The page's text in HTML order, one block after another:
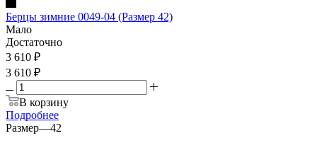
Берцы зимние 0049-04 (Размер 42)
Мало
Достаточно
3 610 ₽
3 610 ₽
В корзину
Подробнее
Размер—42